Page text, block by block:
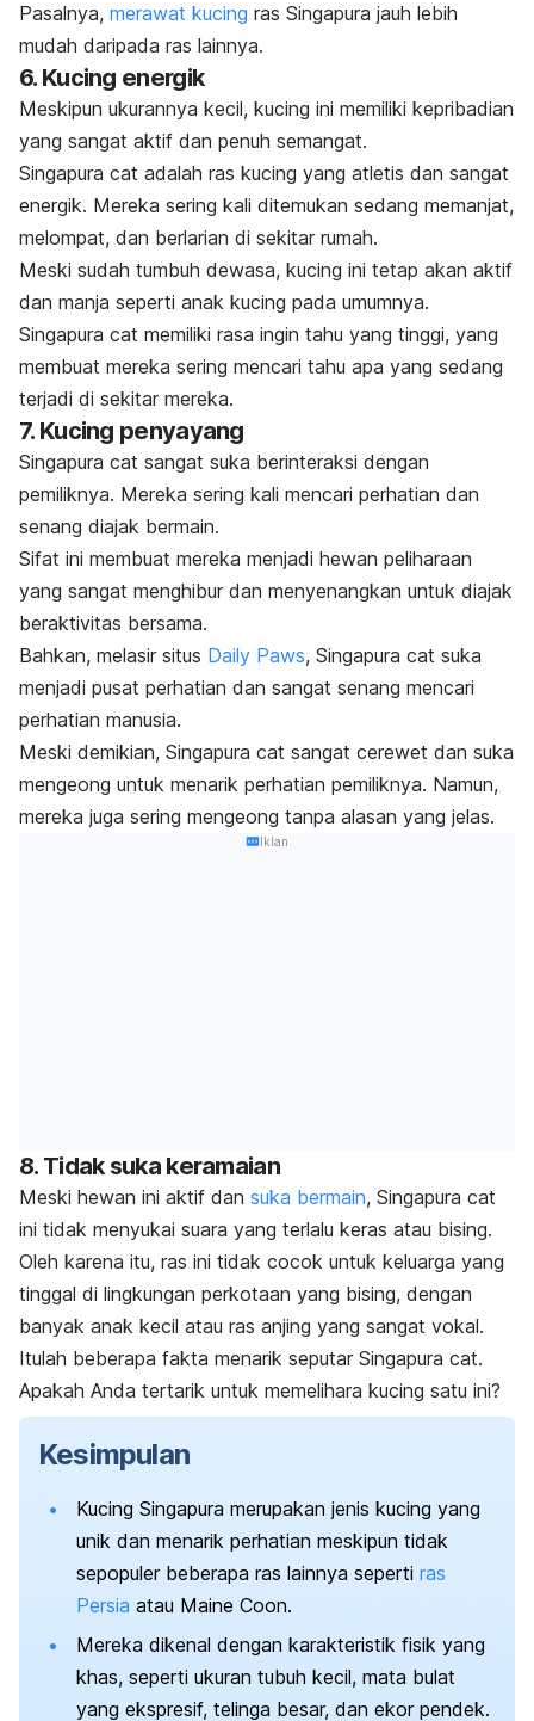
Pasalnya, merawat kucing ras Singapura jauh lebih
mudah daripada ras lainnya.
6. Kucing energik
Meskipun ukurannya kecil, kucing ini memiliki kepribadian
yang sangat aktif dan penuh semangat.
Singapura cat adalah ras kucing yang atletis dan sangat
energik. Mereka sering kali ditemukan sedang memanjat,
melompat, dan berlarian di sekitar rumah.
Meski sudah tumbuh dewasa, kucing ini tetap akan aktif
dan manja seperti anak kucing pada umumnya.
Singapura cat memiliki rasa ingin tahu yang tinggi, yang
membuat mereka sering mencari tahu apa yang sedang
terjadi di sekitar mereka.
7. Kucing penyayang
Singapura cat sangat suka berinteraksi dengan
pemiliknya. Mereka sering kali mencari perhatian dan
senang diajak bermain.
Sifat ini membuat mereka menjadi hewan peliharaan
yang sangat menghibur dan menyenangkan untuk diajak
beraktivitas bersama.
Bahkan, melasir situs Daily Paws, Singapura cat suka
menjadi pusat perhatian dan sangat senang mencari
perhatian manusia.
Meski demikian, Singapura cat sangat cerewet dan suka
mengeong untuk menarik perhatian pemiliknya. Namun,
mereka juga sering mengeong tanpa alasan yang jelas.
Iklan
8. Tidak suka keramaian
Meski hewan ini aktif dan suka bermain, Singapura cat
ini tidak menyukai suara yang terlalu keras atau bising.
Oleh karena itu, ras ini tidak cocok untuk keluarga yang
tinggal di lingkungan perkotaan yang bising, dengan
banyak anak kecil atau ras anjing yang sangat vokal.
Itulah beberapa fakta menarik seputar Singapura cat.
Apakah Anda tertarik untuk memelihara kucing satu ini?
Kesimpulan
Kucing Singapura merupakan jenis kucing yang
unik dan menarik perhatian meskipun tidak
sepopuler beberapa ras lainnya seperti ras
Persia atau Maine Coon.
Mereka dikenal dengan karakteristik fisik yang
khas, seperti ukuran tubuh kecil, mata bulat
yang ekspresif, telinga besar, dan ekor pendek.